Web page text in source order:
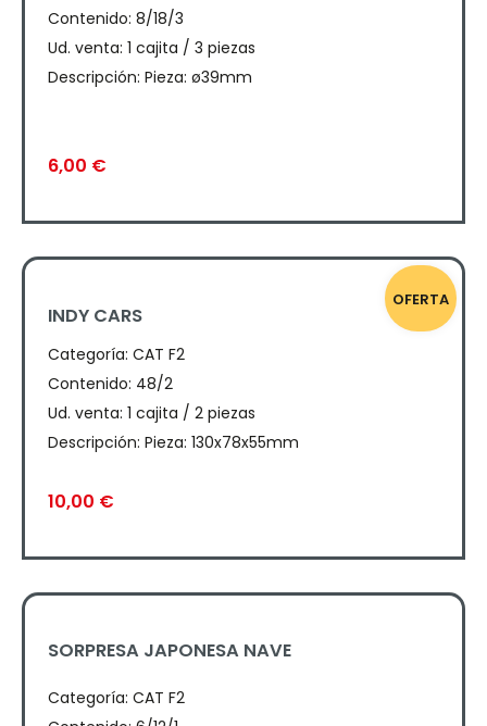
Contenido: 8/18/3
Ud. venta: 1 cajita / 3 piezas
Descripción: Pieza: ø39mm
6,00 €
OFERTA
INDY CARS
Categoría: CAT F2
Contenido: 48/2
Ud. venta: 1 cajita / 2 piezas
Descripción: Pieza: 130x78x55mm
10,00 €
SORPRESA JAPONESA NAVE
Categoría: CAT F2